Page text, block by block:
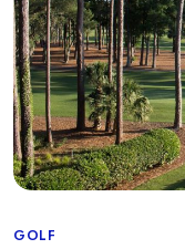
Categories
GOLF